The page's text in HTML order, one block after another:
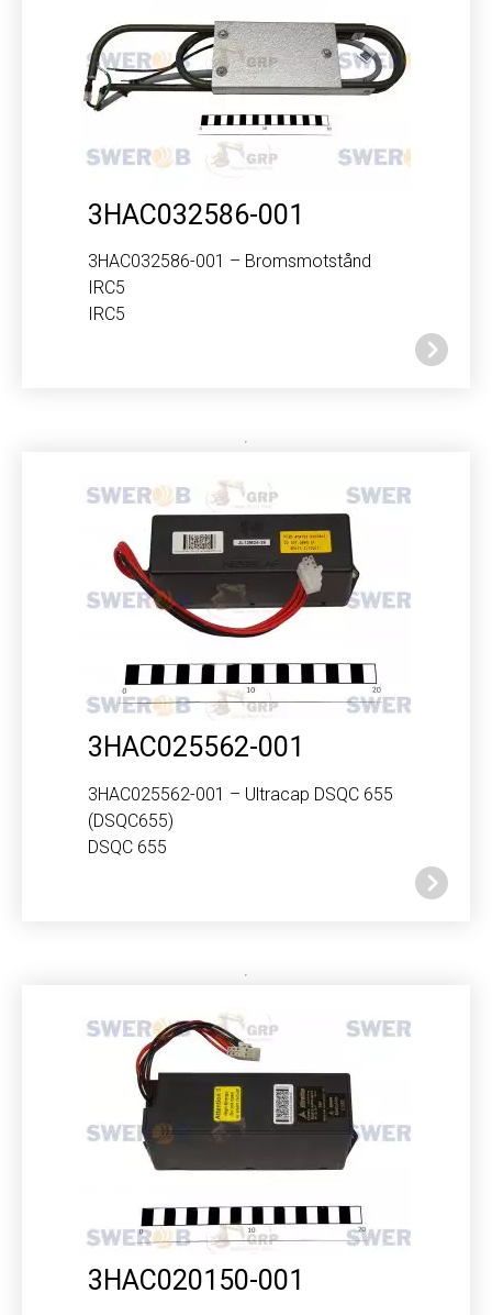
3HAC032586-001
3HAC032586-001 – Bromsmotstånd
IRC5
IRC5
3HAC025562-001
3HAC025562-001 – Ultracap DSQC 655
(DSQC655)
DSQC 655
3HAC020150-001